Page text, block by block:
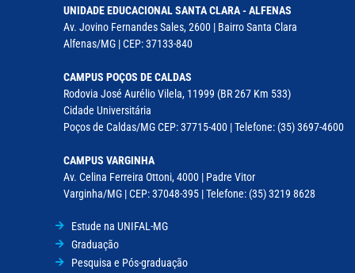
UNIDADE EDUCACIONAL SANTA CLARA - ALFENAS
Av. Jovino Fernandes Sales, 2600 | Bairro Santa Clara
Alfenas/MG | CEP: 37133-840
CAMPUS POÇOS DE CALDAS
Rodovia José Aurélio Vilela, 11999 (BR 267 Km 533)
Cidade Universitária
Poços de Caldas/MG CEP: 37715-400 | Telefone: (35) 3697-4600
CAMPUS VARGINHA
Av. Celina Ferreira Ottoni, 4000 | Padre Vitor
Varginha/MG | CEP: 37048-395 | Telefone: (35) 3219 8628
Estude na UNIFAL-MG
Graduação
Pesquisa e Pós-graduação